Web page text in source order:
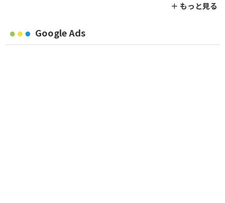
＋ もっと見る
Google Ads